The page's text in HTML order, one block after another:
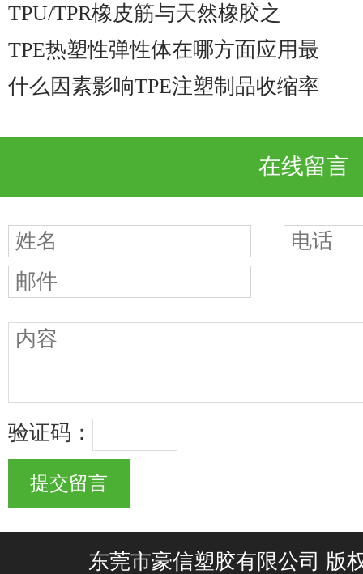
TPU/TPR橡皮筋与天然橡胶之
TPE热塑性弹性体在哪方面应用最
什么因素影响TPE注塑制品收缩率
在线留言
验证码：
东莞市豪信塑胶有限公司 版